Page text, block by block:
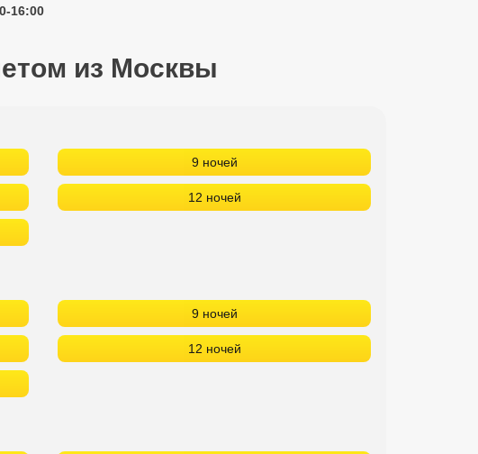
16:00
из Москвы
9 ночей
12 ночей
9 ночей
12 ночей